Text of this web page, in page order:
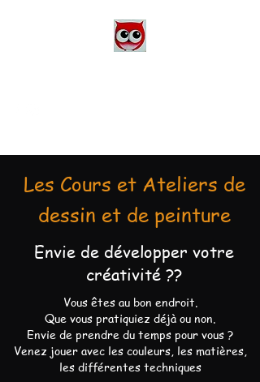
Les Cours et Ateliers de
dessin et de peinture
Envie de développer votre
créativité ??
Vous êtes au bon endroit.
Que vous pratiquiez déjà ou non.
Envie de prendre du temps pour vous ?
Venez jouer avec les couleurs, les matières,
les différentes techniques